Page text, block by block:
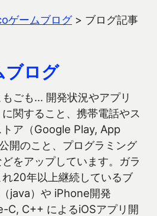
ゲームブログ> ブログ記事
ブログ
ごも… 開発状況やアプリ
に関すること、携帯電話やス
ア（Google Play, App
開のこと、プログラミング
をアップしています。ガラ
20年以上継続しているブ
java）や iPhone開発
C, C++ によるiOSアプリ開